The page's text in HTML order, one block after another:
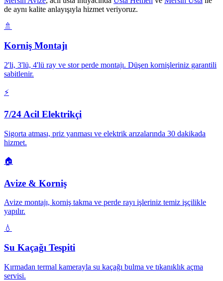
de aynı kalite anlayışıyla hizmet veriyoruz.
🚿
Korniş Montajı
2'li, 3'lü, 4'lü ray ve stor perde montajı. Düşen kornişleriniz garantili
sabitlenir.
⚡
7/24 Acil Elektrikçi
Sigorta atması, priz yanması ve elektrik arızalarında 30 dakikada
hizmet.
🏠
Avize & Korniş
Avize montajı, korniş takma ve perde rayı işleriniz temiz işçilikle
yapılır.
💧
Su Kaçağı Tespiti
Kırmadan termal kamerayla su kaçağı bulma ve tıkanıklık açma
servisi.